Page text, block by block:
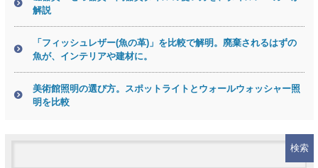
解説
「フィッシュレザー(魚の革)」を比較で解明。廃棄されるはずの
魚が、インテリアや建材に。
美術館照明の選び方。スポットライトとウォールウォッシャー照
明を比較